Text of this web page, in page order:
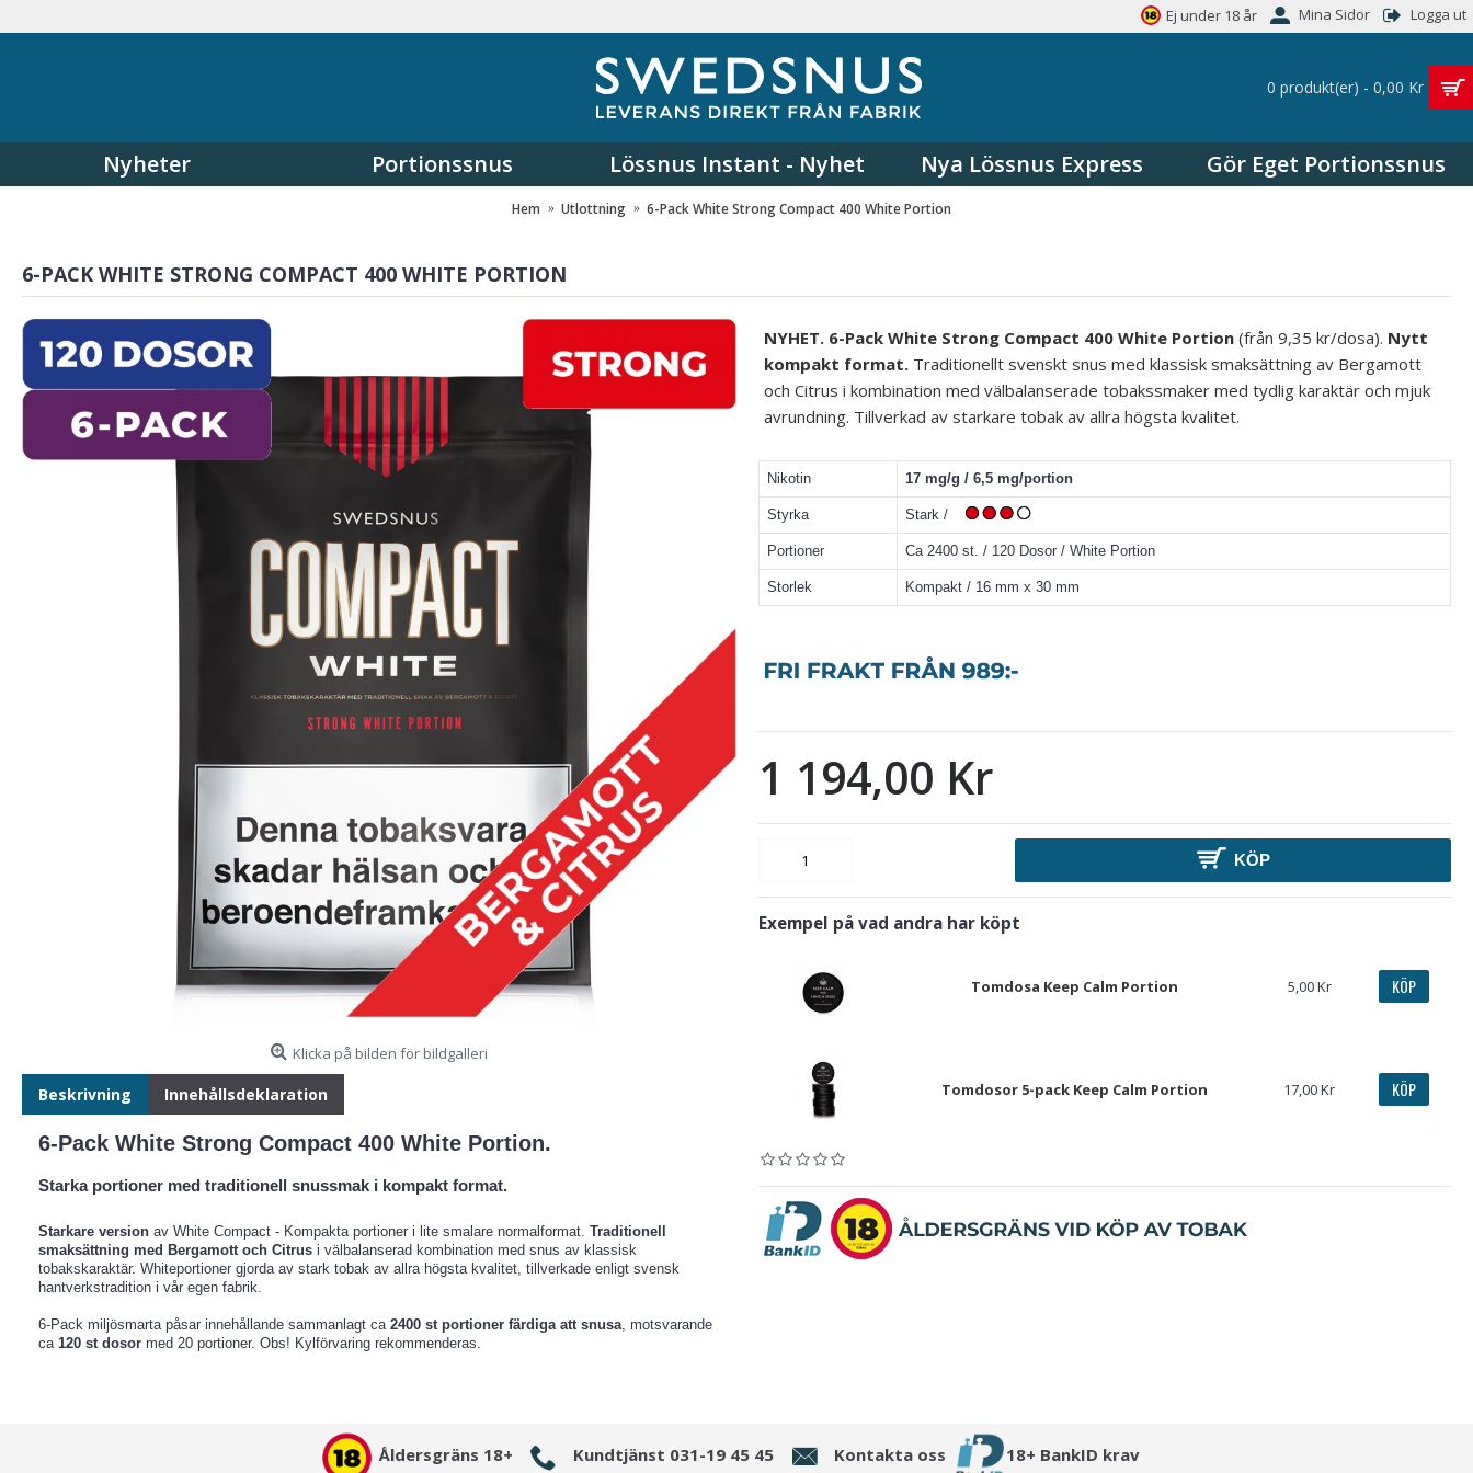
Ej under 18 år Mina Sidor Logga ut
0 produkt(er) - 0,00 Kr
Nyheter Portionssnus Lössnus Instant - Nyhet Nya Lössnus Express Gör Eget Portionssnus
Hem Utlottning 6-Pack White Strong Compact 400 White Portion
6-PACK WHITE STRONG COMPACT 400 WHITE PORTION
Klicka på bilden för bildgalleri
Beskrivning Innehållsdeklaration
6-Pack White Strong Compact 400 White Portion.
Starka portioner med traditionell snussmak i kompakt format.
Starkare version av White Compact - Kompakta portioner i lite smalare normalformat. Traditionell
smaksättning med Bergamott och Citrus i välbalanserad kombination med snus av klassisk
tobakskaraktär. Whiteportioner gjorda av stark tobak av allra högsta kvalitet, tillverkade enligt svensk
hantverkstradition i vår egen fabrik.
6-Pack miljösmarta påsar innehållande sammanlagt ca 2400 st portioner färdiga att snusa, motsvarande
ca 120 st dosor med 20 portioner. Obs! Kylförvaring rekommenderas.
NYHET. 6-Pack White Strong Compact 400 White Portion (från 9,35 kr/dosa). Nytt
kompakt format. Traditionellt svenskt snus med klassisk smaksättning av Bergamott
och Citrus i kombination med välbalanserade tobakssmaker med tydlig karaktär och mjuk
avrundning. Tillverkad av starkare tobak av allra högsta kvalitet.
Nikotin 17 mg/g / 6,5 mg/portion
Styrka Stark /
Portioner Ca 2400 st. / 120 Dosor / White Portion
Storlek Kompakt / 16 mm x 30 mm
1 194,00 Kr
KÖP
Exempel på vad andra har köpt
Tomdosa Keep Calm Portion 5,00 Kr KÖP
Tomdosor 5-pack Keep Calm Portion 17,00 Kr KÖP
Åldersgräns 18+ Kundtjänst 031-19 45 45 Kontakta oss 18+ BankID krav